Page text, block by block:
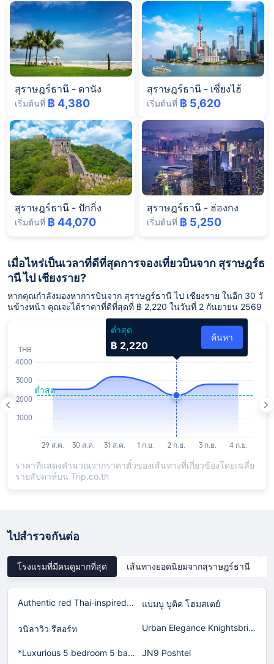
สุราษฎร์ธานี - ดานัง
เริ่มต้นที่ ฿ 4,380
สุราษฎร์ธานี - เซี่ยงไฮ้
เริ่มต้นที่ ฿ 5,620
สุราษฎร์ธานี - ปักกิ่ง
เริ่มต้นที่ ฿ 44,070
สุราษฎร์ธานี - ฮ่องกง
เริ่มต้นที่ ฿ 5,250
เมื่อไหร่เป็นเวลาที่ดีที่สุดการจองเที่ยวบินจาก สุราษฎร์ธ
านี ไป เชียงราย?
หากคุณกำลังมองหาการบินจาก สุราษฎร์ธานี ไป เชียงราย ในอีก 30 วั
นข้างหน้า คุณจะได้ราคาที่ดีที่สุดที่ ฿ 2,220 ในวันที่ 2 กันยายน 2569
ต่ำสุด
฿ 2,220
ค้นหา
ราคาที่แสดงคำนวณจากราคาตั๋วของเส้นทางที่เกี่ยวข้องโดยเฉลี่ย
รายสัปดาห์บน Trip.co.th
ไปสำรวจกันต่อ
โรงแรมที่มีคนดูมากที่สุด เส้นทางยอดนิยมจากสุราษฎร์ธานี
Authentic red Thai-inspired home in Laguna! แบมบู บูติค โฮมสเตย์
วนิลาวิว รีสอร์ท Urban Elegance Knightsbridge BTS Bearing
*Luxurious 5 bedroom 5 bathroom Gym Views v138 JN9 Poshtel